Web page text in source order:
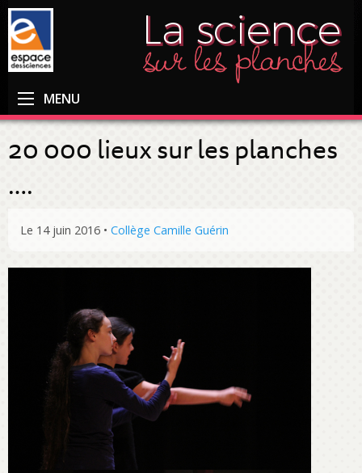
MENU
20 000 lieux sur les planches
….
Le 14 juin 2016 • Collège Camille Guérin